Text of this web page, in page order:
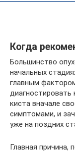
Когда
Большинство
начальных
главным
киста вначале
симптомами, и
уже на поздних
Главная причина,